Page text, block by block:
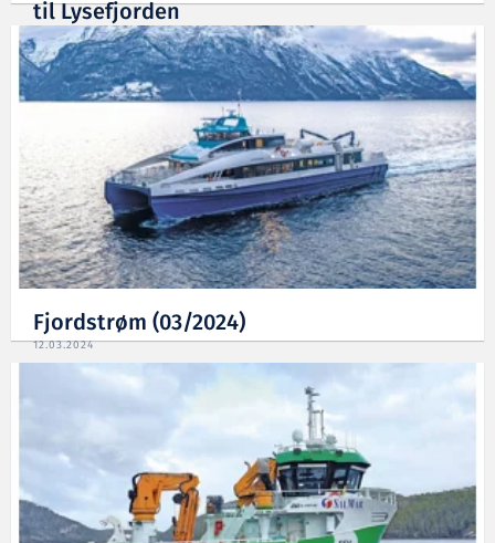
til Lysefjorden
02.07.2025
Fjordstrøm (03/2024)
12.03.2024